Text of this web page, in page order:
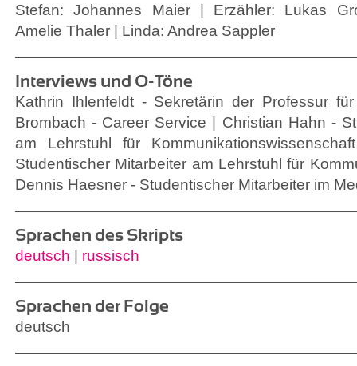
Stefan: Johannes Maier | Erzähler: Lukas
Amelie Thaler | Linda: Andrea Sappler
Interviews und O-Töne
Kathrin Ihlenfeldt - Sekretärin der Professur
Brombach - Career Service | Christian Hahn -
am Lehrstuhl für
Studentischer Mitarbeiter am Lehrstuhl für
Dennis Haesner - Studentischer Mitarbeiter im
Sprachen des Skripts
deutsch russisch
Sprachen der Folge
deutsch